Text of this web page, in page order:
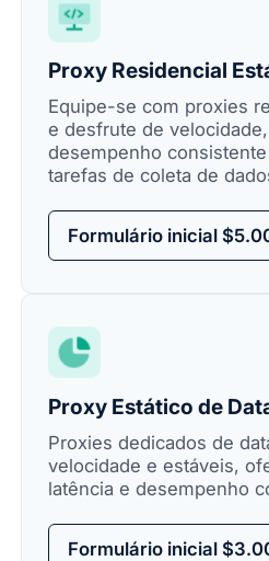
Proxy Residencial
Equipe-se com proxies
e desfrute de
desempenho
tarefas de coleta de
Formulário inicial
Proxy Estático de
Proxies dedicados de
velocidade e estáveis,
latência e desempenho
Formulário inicial